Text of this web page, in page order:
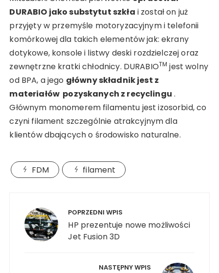
DURABIO jako substytut szkła i został on już
przyjęty w przemyśle motoryzacyjnym i telefonii
komórkowej dla takich elementów jak: ekrany
dotykowe, konsole i listwy deski rozdzielczej oraz
zewnętrzne kratki chłodnicy. DURABIOTM jest wolny
od BPA, a jego główny składnik jest z
materiałów pozyskanych z recyclingu .
Głównym monomerem filamentu jest izosorbid, co
czyni filament szczególnie atrakcyjnym dla
klientów dbających o środowisko naturalne.
FDM filament
wpisu POPRZEDNI WPIS
HP prezentuje nowe możliwości
Jet Fusion 3D
NASTĘPNY WPIS